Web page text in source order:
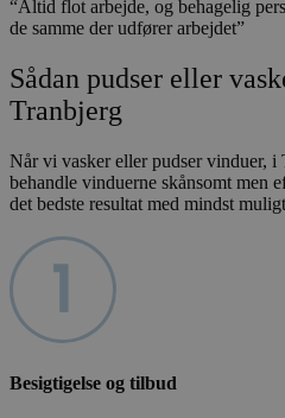
“Altid flot arbejde, og behagelig
de samme der udfører arbejdet”
Sådan pudser eller
Tranbjerg
Når vi vasker eller pudser vinduer,
behandle vinduerne skånsomt men
det bedste resultat med mindst
Besigtigelse og tilbud